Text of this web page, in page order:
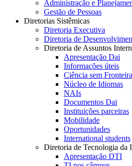
Administração e
Gestão de Pessoas
Diretorias Sistêmicas
Diretoria Executiva
Diretoria de
Diretoria de Assuntos
Apresentação Dai
Informações úteis
Ciência sem
Núcleo de Idiomas
NAIs
Documentos Dai
Instituições parceiras
Mobilidade
Oportunidades
International students
Diretoria de Tecnologia da
Apresentação DTI